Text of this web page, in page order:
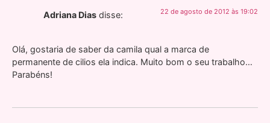
Adriana Dias disse: 22 de agosto de 2012 às 19:02
Olá, gostaria de saber da camila qual a marca de
permanente de cilios ela indica. Muito bom o seu trabalho…
Parabéns!